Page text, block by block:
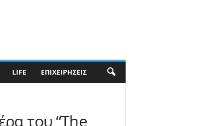
LIFE ΕΠΙΧΕΙΡΉΣΕΙΣ
του “The